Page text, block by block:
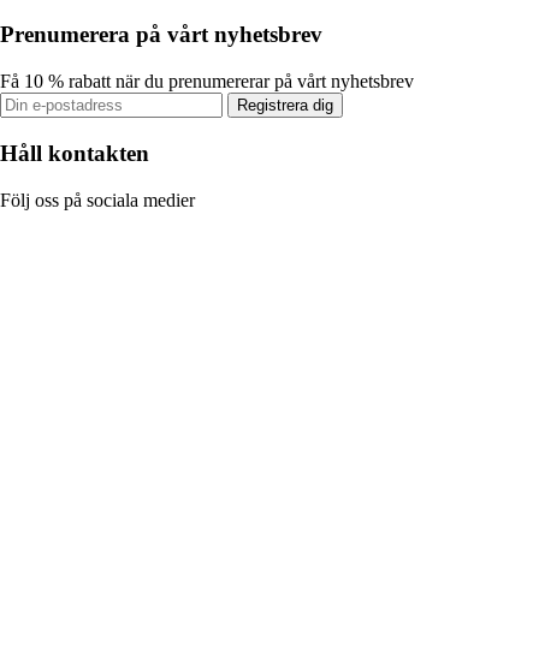
Prenumerera på vårt nyhetsbrev
Få 10 % rabatt när du prenumererar på vårt nyhetsbrev
Registrera dig
Håll kontakten
Följ oss på sociala medier